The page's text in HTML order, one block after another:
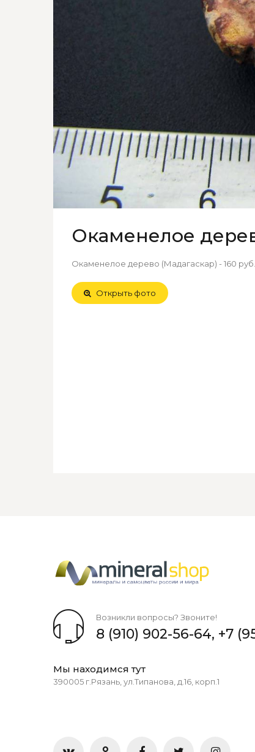
Окаменелое
Окаменелое дерево (Мадагаскар) - 160
Открыть фото
Возникли вопросы? Звоните!
8 (910) 902-56-64, +7
Мы находимся тут
390005 г.Рязань, ул.Типанова, д.16, корп.1